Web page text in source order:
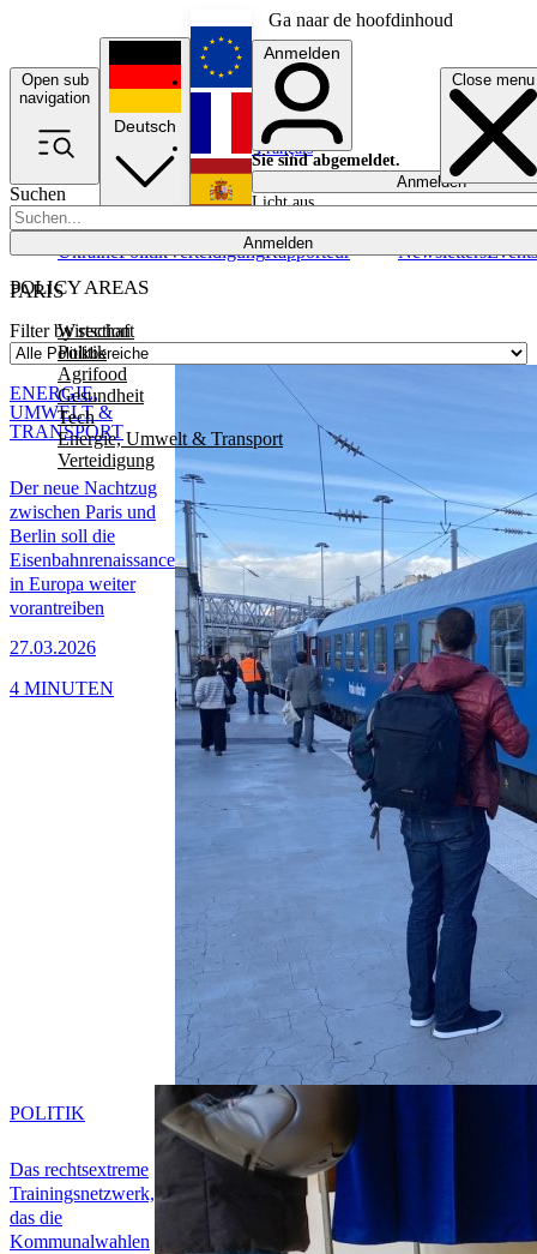
Ga naar de hoofdinhoud
Open sub
navigation
Close menu
Suchen
Anmelden
POLICY AREAS
Wirtschaft
Politik
Agrifood
Gesundheit
Tech
Energie, Umwelt & Transport
Verteidigung
UkrainePolitikVerteidigungRapporteur NewslettersEvents
Deutsch
English
Français
Anmelden
Sie sind abgemeldet.
Anmelden
Licht aus
PARIS
Filter by section
Der neue Nachtzug
zwischen Paris und
Berlin soll die
Eisenbahnrenaissance
in Europa weiter
vorantreiben
27.03.2026
ENERGIE,
UMWELT &
TRANSPORT
4 MINUTEN
Das rechtsextreme
Trainingsnetzwerk,
das die
Kommunalwahlen
POLITIK